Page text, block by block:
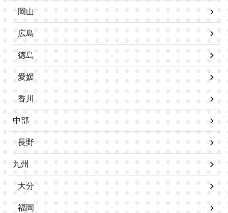
岡山
広島
徳島
愛媛
香川
中部
長野
九州
大分
福岡